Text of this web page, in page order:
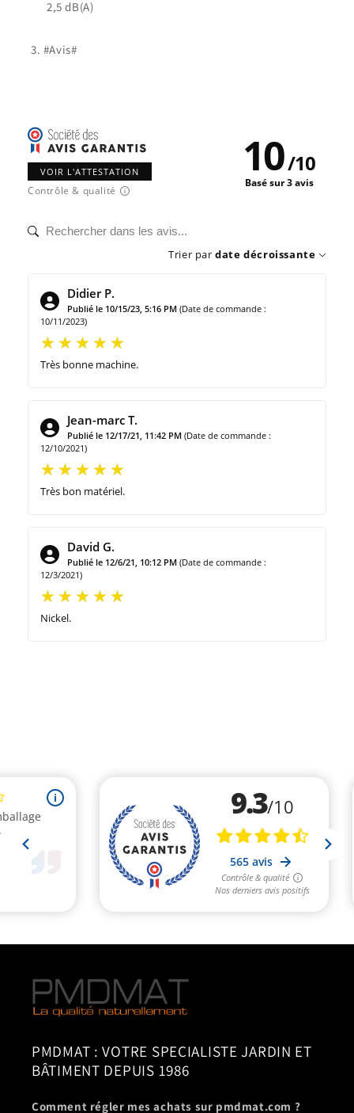
2,5 dB(A)
#Avis#
VOIR L'ATTESTATION
Contrôle & qualité
10/10
Basé sur 3 avis
Trier par date décroissante
Didier P.
Publié le 10/15/23, 5:16 PM (Date de commande :
10/11/2023)
Très bonne machine.
Jean-marc T.
Publié le 12/17/21, 11:42 PM (Date de commande :
12/10/2021)
Très bon matériel.
David G.
Publié le 12/6/21, 10:12 PM (Date de commande :
12/3/2021)
Nickel.
PMDMAT : VOTRE SPECIALISTE JARDIN ET
BÂTIMENT DEPUIS 1986
Comment régler mes achats sur pmdmat.com ?